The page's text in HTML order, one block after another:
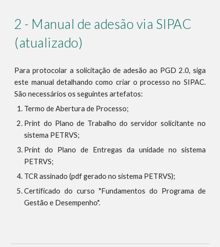
2 - Manual de adesão via SIPAC
(atualizado)
Para protocolar a solicitação de adesão ao PGD 2.0, siga
este manual detalhando como criar o processo no SIPAC.
São necessários os seguintes artefatos:
Termo de Abertura de Processo;
Print do Plano de Trabalho do servidor solicitante no
sistema PETRVS;
Print do Plano de Entregas da unidade no sistema
PETRVS;
TCR assinado (pdf gerado no sistema PETRVS);
Certificado do curso "Fundamentos do Programa de
Gestão e Desempenho".